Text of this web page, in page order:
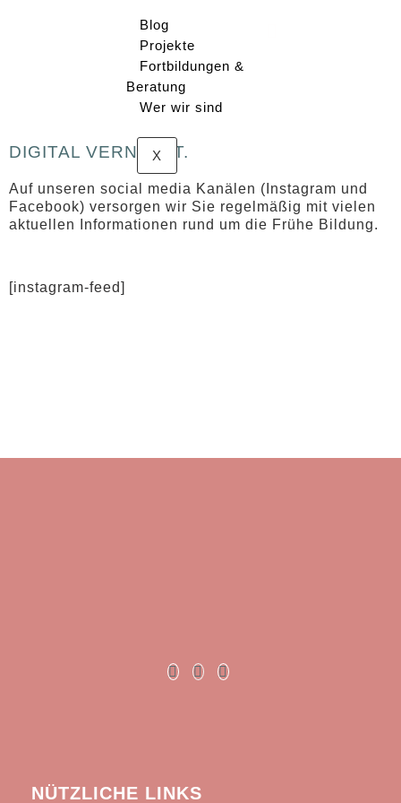
Blog
Projekte
Fortbildungen &
Beratung
Wer wir sind
X
DIGITAL VERNETZT.
Auf unseren social media Kanälen (Instagram und
Facebook) versorgen wir Sie regelmäßig mit vielen
aktuellen Informationen rund um die Frühe Bildung.
[instagram-feed]
NÜTZLICHE LINKS